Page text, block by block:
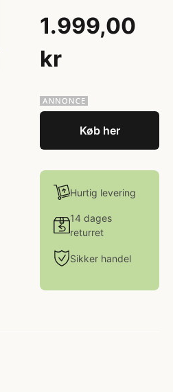
1.999,00
kr
Køb her
Hurtig levering
14 dages
returret
Sikker handel